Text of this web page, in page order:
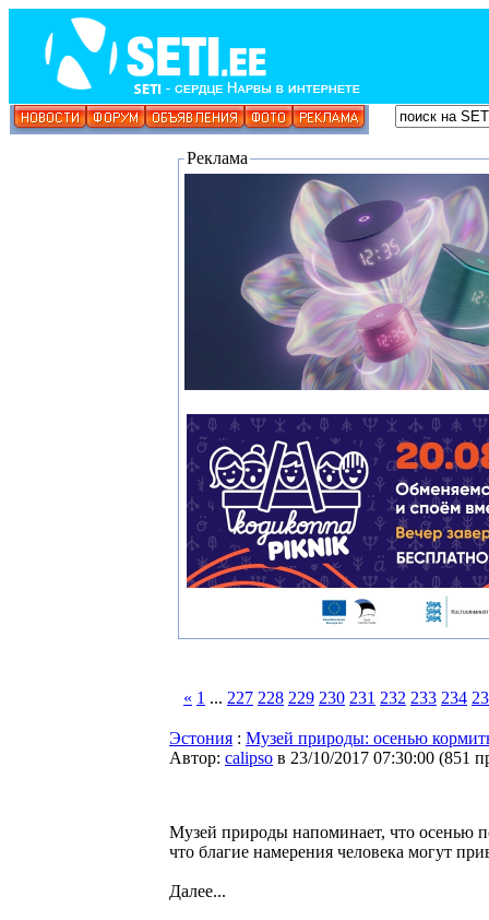
Реклама
« 1 ... 227 228 229 230 231 232 233 234
Эстония : Музей природы: осенью
Автор: calipso в 23/10/2017 07:30:00 (851
Музей природы напоминает, что осенью
что благие намерения человека могут
Далее...